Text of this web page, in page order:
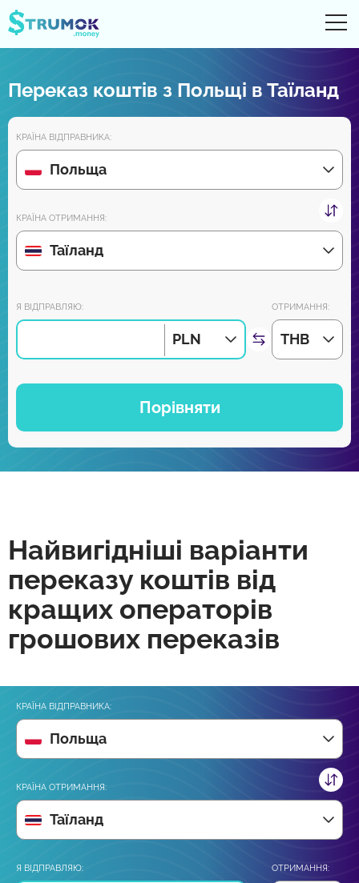
Рахунки Online
Огляди партнерів
Зовсім скоро завантажуйте додаток на Android та iPhone:
Приєднуйся до нас:
Переказ коштів з Польщі в Таїланд
КРАЇНА ВІДПРАВНИКА:
Польща
КРАЇНА ОТРИМАННЯ:
Таїланд
Я ВІДПРАВЛЯЮ:
PLN
ОТРИМАННЯ:
THB
Порівняти
Найвигідніші варіанти
переказу коштів від
кращих операторів
грошових переказів
КРАЇНА ВІДПРАВНИКА:
Польща
КРАЇНА ОТРИМАННЯ:
Таїланд
Я ВІДПРАВЛЯЮ: ОТРИМАННЯ: